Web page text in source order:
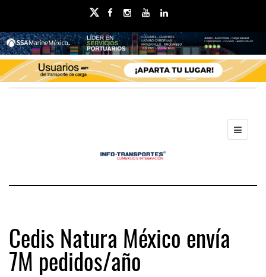
Cedis Natura México envía
7M pedidos/año